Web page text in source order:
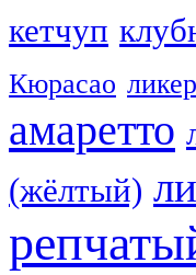
кетчуп
Кюрасао
амаретто
(жёлтый)